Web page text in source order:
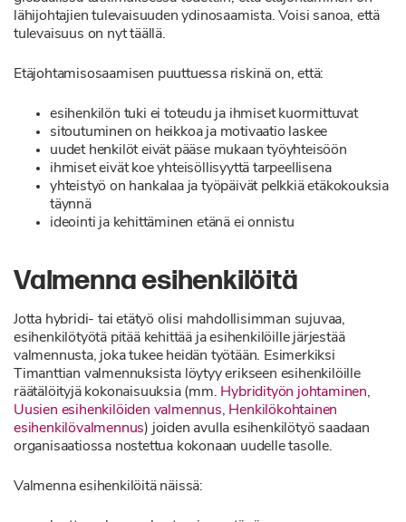
lähijohtajien tulevaisuuden ydinosaamista. Voisi sanoa, että
tulevaisuus on nyt täällä.
Etäjohtamisosaamisen puuttuessa riskinä on, että:
esihenkilön tuki ei toteudu ja ihmiset kuormittuvat
sitoutuminen on heikkoa ja motivaatio laskee
uudet henkilöt eivät pääse mukaan työyhteisöön
ihmiset eivät koe yhteisöllisyyttä tarpeellisena
yhteistyö on hankalaa ja työpäivät pelkkiä etäkokouksia
täynnä
ideointi ja kehittäminen etänä ei onnistu
Valmenna esihenkilöitä
Jotta hybridi- tai etätyö olisi mahdollisimman sujuvaa,
esihenkilötyötä pitää kehittää ja esihenkilöille järjestää
valmennusta, joka tukee heidän työtään. Esimerkiksi
Timanttian valmennuksista löytyy erikseen esihenkilöille
räätälöityjä kokonaisuuksia (mm. Hybridityön johtaminen,
Uusien esihenkilöiden valmennus, Henkilökohtainen
esihenkilövalmennus) joiden avulla esihenkilötyö saadaan
organisaatiossa nostettua kokonaan uudelle tasolle.
Valmenna esihenkilöitä näissä: